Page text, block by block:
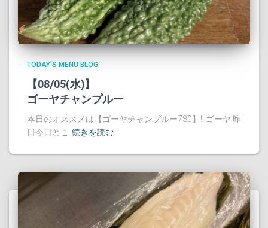
TODAY'S MENU BLOG
【08/05(水)】
ゴーヤチャンプルー
本日のオススメは【ゴーヤチャンプルー780】!! ゴーヤ 昨
日今日とこ 続きを読む